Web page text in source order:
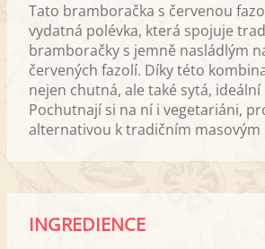
Tato bramboračka s červenou
vydatná polévka, která spojuje
bramboračky s jemně nasládlým
červených fazolí. Díky této
nejen chutná, ale také sytá,
Pochutnají si na ní i vegetariáni,
alternativou k tradičním masovým
INGREDIENCE